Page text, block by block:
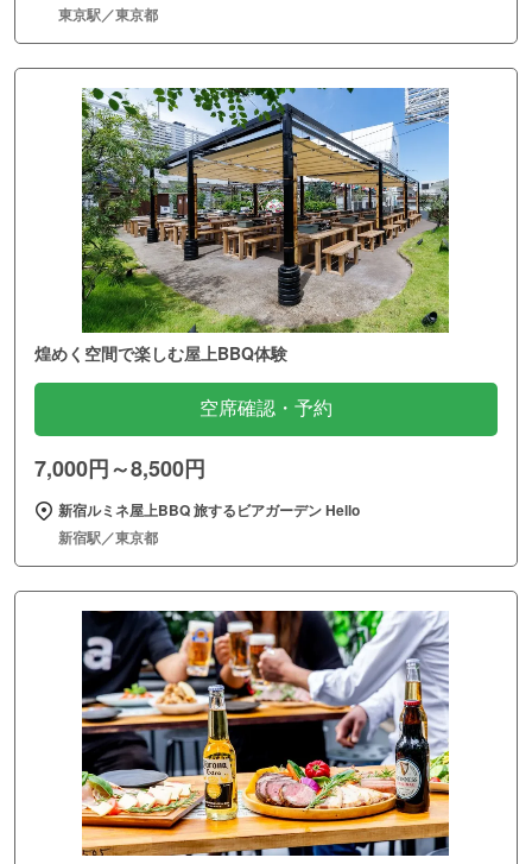
東京駅／東京都
煌めく空間で楽しむ屋上BBQ体験
空席確認・予約
7,000円～8,500円
新宿ルミネ屋上BBQ 旅するビアガーデン Hello
新宿駅／東京都